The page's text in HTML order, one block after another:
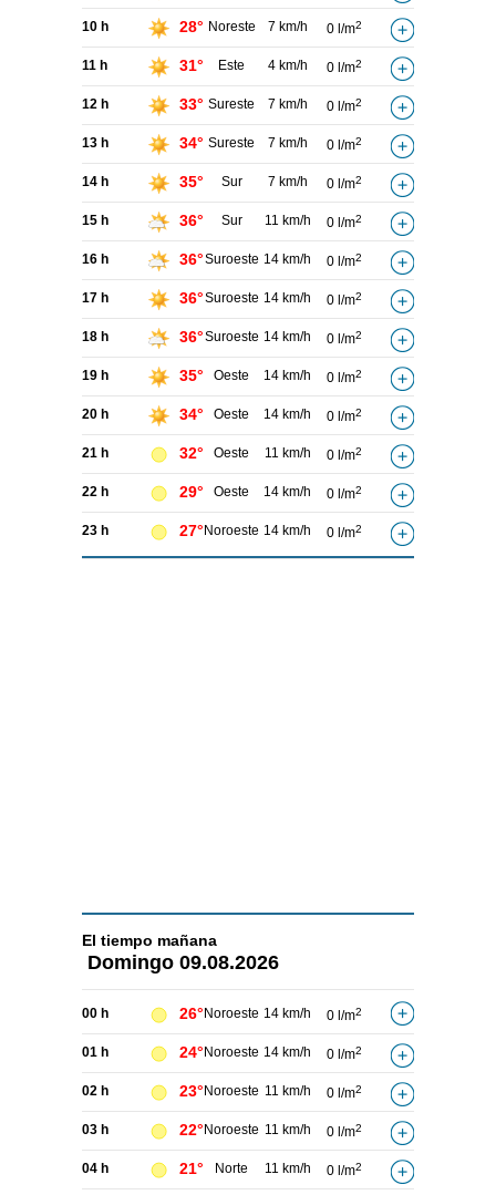
10 h 28° Noreste 7 km/h 0 l/m2
11 h 31° Este 4 km/h 0 l/m2
12 h 33° Sureste 7 km/h 0 l/m2
13 h 34° Sureste 7 km/h 0 l/m2
14 h 35° Sur 7 km/h 0 l/m2
15 h 36° Sur 11 km/h 0 l/m2
16 h 36°Suroeste 14 km/h 0 l/m2
17 h 36°Suroeste 14 km/h 0 l/m2
18 h 36°Suroeste 14 km/h 0 l/m2
19 h 35° Oeste 14 km/h 0 l/m2
20 h 34° Oeste 14 km/h 0 l/m2
21 h 32° Oeste 11 km/h 0 l/m2
22 h 29° Oeste 14 km/h 0 l/m2
23 h 27° Noroeste 14 km/h 0 l/m2
El tiempo mañana
Domingo 09.08.2026
00 h 26° Noroeste 14 km/h 0 l/m2
01 h 24° Noroeste 14 km/h 0 l/m2
02 h 23° Noroeste 11 km/h 0 l/m2
03 h 22° Noroeste 11 km/h 0 l/m2
04 h 21° Norte 11 km/h 0 l/m2